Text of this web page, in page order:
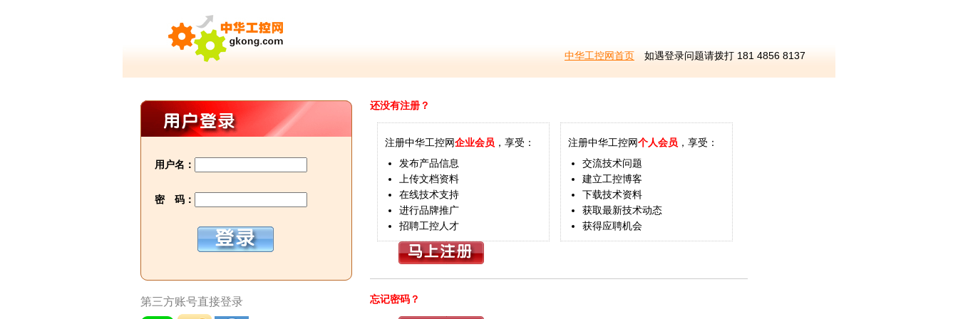
中华工控网首页 如遇登录问题请拨打 181 4856 8137
用户名：
密 码：
第三方账号直接登录
还没有注册？
注册中华工控网企业会员 ，享受：
发布产品信息
上传文档资料
在线技术支持
进行品牌推广
招聘工控人才
注册中华工控网个人会员 ，享受：
交流技术问题
建立工控博客
下载技术资料
获取最新技术动态
获得应聘机会
忘记密码？